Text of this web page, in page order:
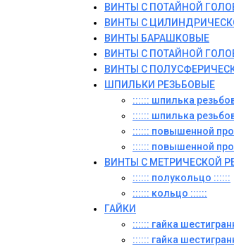
ВИНТЫ С ПОТАЙНОЙ
ВИНТЫ С
ВИНТЫ БАРАШКОВЫЕ
ВИНТЫ С ПОТАЙНОЙ
ВИНТЫ С
ШПИЛЬКИ РЕЗЬБОВЫЕ
:::::: шпилька
:::::: шпилька
:::::: повышенной
:::::: повышенной
ВИНТЫ C МЕТРИЧЕСКОЙ
:::::: полукольцо ::::::
:::::: кольцо ::::::
ГАЙКИ
:::::: гайка
:::::: гайка